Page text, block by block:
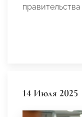
правительства
14 Июля 2025